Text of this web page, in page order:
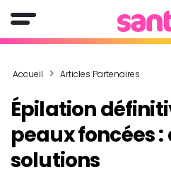
Accueil Articles Partenaires
Épilation
peaux foncées :
solutions